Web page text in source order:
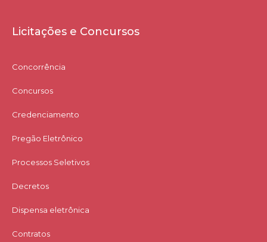
Licitações e Concursos
Concorrência
Concursos
Credenciamento
Pregão Eletrônico
Processos Seletivos
Decretos
Dispensa eletrônica
Contratos